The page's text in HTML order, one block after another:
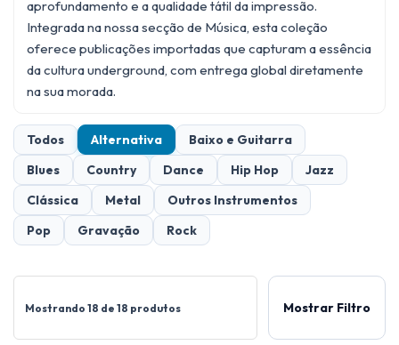
aprofundamento e a qualidade tátil da impressão.
Integrada na nossa secção de Música, esta coleção
oferece publicações importadas que capturam a essência
da cultura underground, com entrega global diretamente
na sua morada.
Todos Alternativa
Baixo e Guitarra
Blues
Country Dance Hip Hop
Jazz
Clássica
Metal
Outros Instrumentos
Pop
Gravação Rock
Mostrando 18 de 18 produtos Mostrar Filtro